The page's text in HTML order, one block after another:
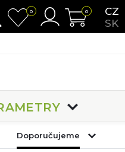
CZ
SK
0 0
Doporučujeme